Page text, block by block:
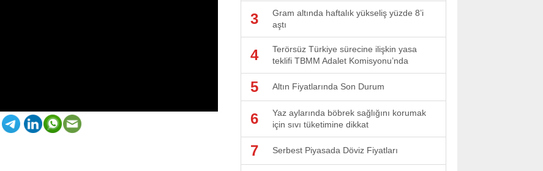
3
Gram altında haftalık yükseliş yüzde 8’i
aştı
4
Terörsüz Türkiye sürecine ilişkin yasa
teklifi TBMM Adalet Komisyonu’nda
5 Altın Fiyatlarında Son Durum
6
Yaz aylarında böbrek sağlığını korumak
için sıvı tüketimine dikkat
7 Serbest Piyasada Döviz Fiyatları